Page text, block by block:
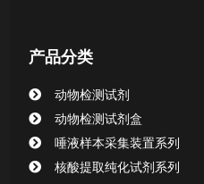
产品分类
动物检测试剂
动物检测试剂盒
唾液样本采集装置系列
核酸提取纯化试剂系列